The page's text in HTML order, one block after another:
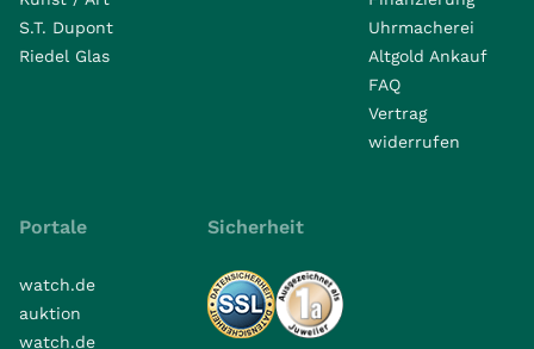
S.T. Dupont
Riedel Glas
Uhrmacherei
Altgold Ankauf
FAQ
Vertrag
widerrufen
Portale
watch.de
auktion
watch.de
Sicherheit